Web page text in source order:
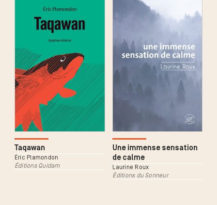
Taqawan
Éric Plamondon
Éditions Quidam
Une immense sensation
de calme
Laurine Roux
Éditions du Sonneur